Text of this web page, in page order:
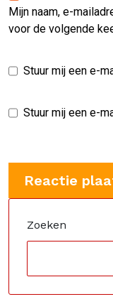
Mijn naam, e-
voor de volgende
Stuur mij een e-
Stuur mij een e-
Zoeken